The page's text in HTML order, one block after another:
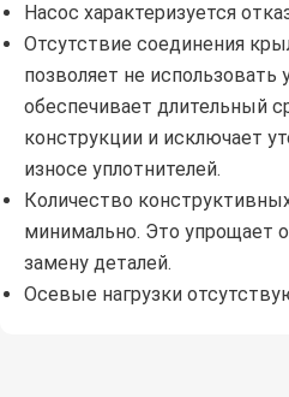
Насос характеризуется
Отсутствие соединения
позволяет не использовать
обеспечивает длительный
конструкции и исключает
износе уплотнителей.
Количество
минимально. Это упрощает
замену деталей.
Осевые нагрузки